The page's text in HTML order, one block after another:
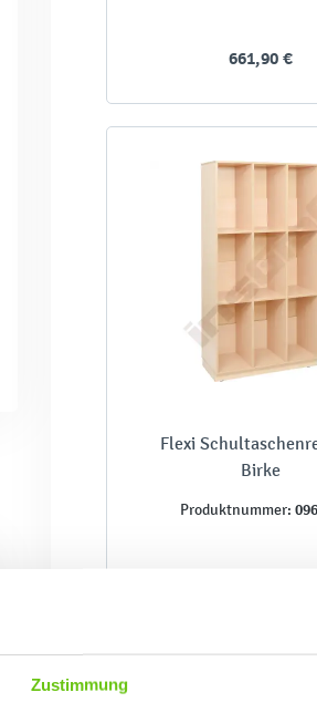
Zustimmung
661,90 €
Flexi
Birke
Produktnummer:
608,90 €